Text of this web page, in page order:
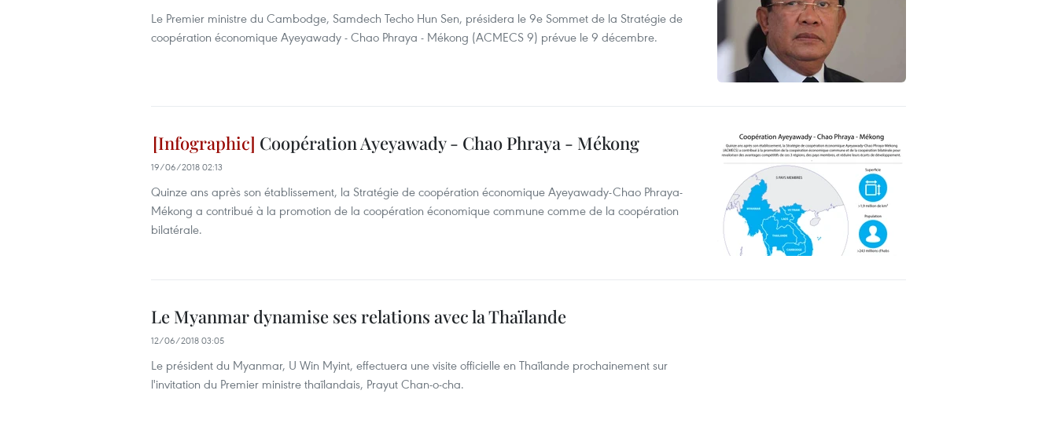
Le Premier ministre du Cambodge, Samdech Techo Hun Sen, présidera le 9e Sommet de la Stratégie de
coopération économique Ayeyawady - Chao Phraya - Mékong (ACMECS 9) prévue le 9 décembre.
Coopération Ayeyawady - Chao Phraya - Mékong
19/06/2018 02:13
Quinze ans après son établissement, la Stratégie de coopération économique Ayeyawady-Chao Phraya-
Mékong a contribué à la promotion de la coopération économique commune comme de la coopération
bilatérale.
Le Myanmar dynamise ses relations avec la Thaïlande
12/06/2018 03:05
Le président du Myanmar, U Win Myint, effectuera une visite officielle en Thaïlande prochainement sur
l'invitation du Premier ministre thaïlandais, Prayut Chan-o-cha.